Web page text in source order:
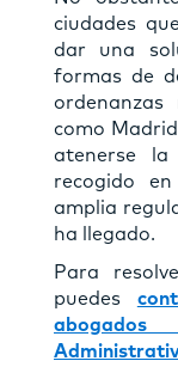
ciudades
dar una
formas de
ordenanzas
como
atenerse
recogido
amplia
ha llegado.
Para
puedes
abogados